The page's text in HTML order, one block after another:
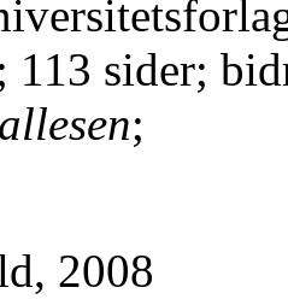
113 sider;
;
2008